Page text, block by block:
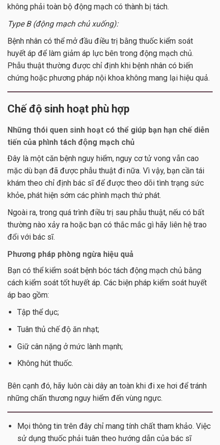
không phải toàn bộ động mạch có thành bị tách.
Type B (động mạch chủ xuống):
Bệnh nhân có thể mở đầu điều trị bằng thuốc kiểm soát
huyết áp để làm giảm áp lực bên trong động mạch chủ.
Phẫu thuật thường được chỉ định khi bệnh nhân có biến
chứng hoặc phương pháp nội khoa không mang lại hiệu quả.
Chế độ sinh hoạt phù hợp
Những thói quen sinh hoạt có thể giúp bạn hạn chế diễn
tiến của phình tách động mạch chủ
Đây là một căn bệnh nguy hiểm, nguy cơ tử vong vẫn cao
mặc dù bạn đã được phẫu thuật đi nữa. Vì vậy, bạn cần tái
khám theo chỉ định bác sĩ để được theo dõi tình trạng sức
khỏe, phát hiện sớm các phình mạch thứ phát.
Ngoài ra, trong quá trình điều trị sau phẫu thuật, nếu có bất
thường nào xảy ra hoặc bạn có thắc mắc gì hãy liên hệ trao
đổi với bác sĩ.
Phương pháp phòng ngừa hiệu quả
Bạn có thể kiểm soát bệnh bóc tách động mạch chủ bằng
cách kiểm soát tốt huyết áp. Các biện pháp kiểm soát huyết
áp bao gồm:
Tập thể dục;
Tuân thủ chế độ ăn nhạt;
Giữ cân nặng ở mức lành mạnh;
Không hút thuốc.
Bên cạnh đó, hãy luôn cài dây an toàn khi đi xe hơi để tránh
những chấn thương nguy hiểm đến vùng ngực.
Mọi thông tin trên đây chỉ mang tính chất tham khảo. Việc
sử dụng thuốc phải tuân theo hướng dẫn của bác sĩ